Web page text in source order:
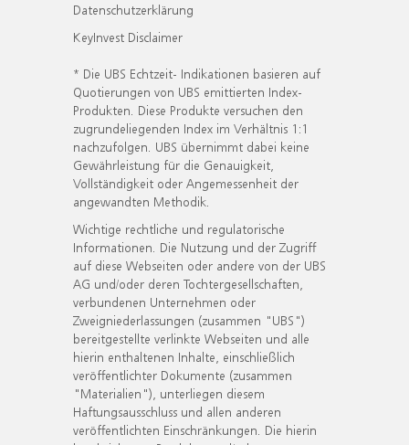
Datenschutzerklärung
KeyInvest Disclaimer
* Die UBS Echtzeit- Indikationen basieren auf
Quotierungen von UBS emittierten Index-
Produkten. Diese Produkte versuchen den
zugrundeliegenden Index im Verhältnis 1:1
nachzufolgen. UBS übernimmt dabei keine
Gewährleistung für die Genauigkeit,
Vollständigkeit oder Angemessenheit der
angewandten Methodik.
Wichtige rechtliche und regulatorische
Informationen. Die Nutzung und der Zugriff
auf diese Webseiten oder andere von der UBS
AG und/oder deren Tochtergesellschaften,
verbundenen Unternehmen oder
Zweigniederlassungen (zusammen "UBS")
bereitgestellte verlinkte Webseiten und alle
hierin enthaltenen Inhalte, einschließlich
veröffentlichter Dokumente (zusammen
"Materialien"), unterliegen diesem
Haftungsausschluss und allen anderen
veröffentlichten Einschränkungen. Die hierin